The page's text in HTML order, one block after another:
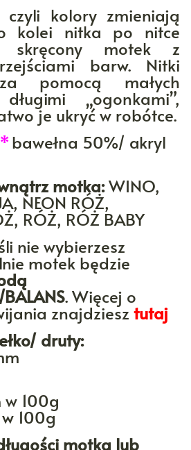
kolory zmieniają
kolei nitka po nitce
skręcony motek z
barw. Nitki
pomocą małych
„ogonkami”,
je ukryć w robótce.
*bawełna 50%/ akryl
motka:WINO,
NEON RÓŻ,
RÓŻ, RÓŻ BABY
nie wybierzesz
motek będzie
. Więcej o
znajdziesz tutaj
druty:
100g
100g
motka lub